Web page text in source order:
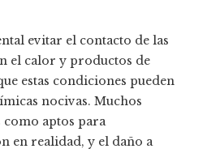
evitar el contacto de las
el calor y productos de
estas condiciones pueden
nocivas. Muchos
como aptos para
en realidad, y el daño a